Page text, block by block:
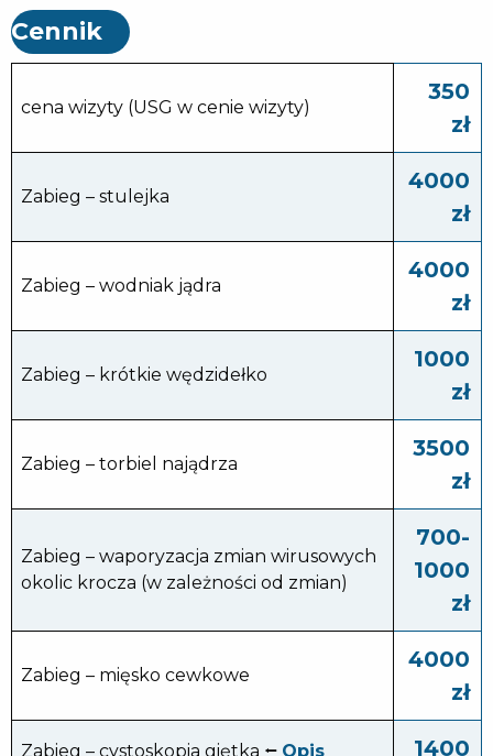
Cennik
cena wizyty (USG w cenie wizyty)
350
zł
Zabieg – stulejka
4000
zł
Zabieg – wodniak jądra
4000
zł
Zabieg – krótkie wędzidełko
1000
zł
Zabieg – torbiel najądrza
3500
zł
Zabieg – waporyzacja zmian wirusowych
okolic krocza (w zależności od zmian)
700-
1000
zł
Zabieg – mięsko cewkowe
4000
zł
Zabieg – cystoskopia giętka ⭠ Opis
1400